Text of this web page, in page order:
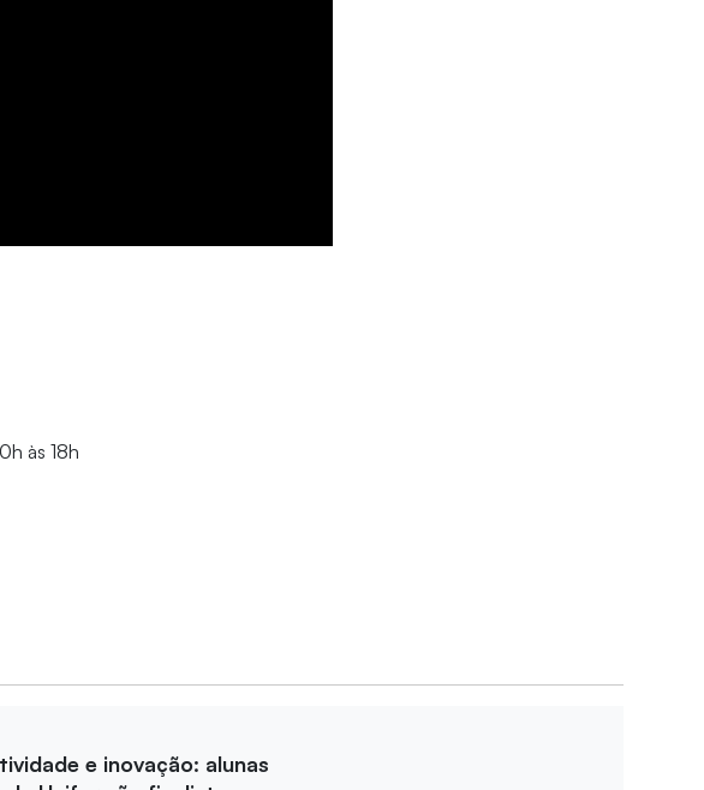
às 18h
e inovação: alunas